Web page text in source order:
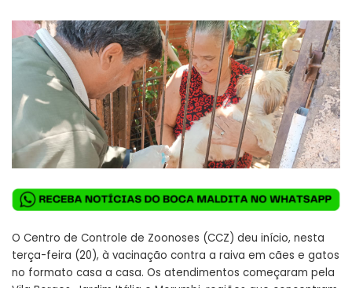
O Centro de Controle de Zoonoses (CCZ) deu início, nesta
terça-feira (20), à vacinação contra a raiva em cães e gatos
no formato casa a casa. Os atendimentos começaram pela